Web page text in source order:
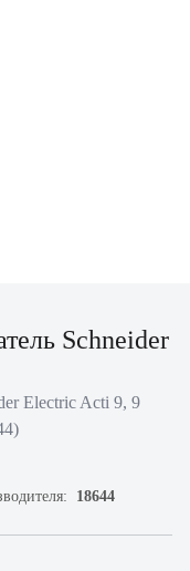
Schneider
Electric Acti 9, 9
18644